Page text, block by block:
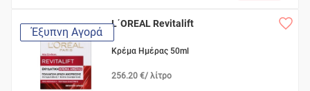
Έξυπνη Αγορά
L΄OREAL Revitalift
Κρέμα Ημέρας 50ml
256.20 €/ λίτρο